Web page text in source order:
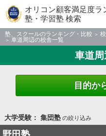
オリコン顧客満足度ラ
塾・学習塾 検索
塾、スクールのランキング・比較
車道周辺の校舎一覧
車道
目的か
大学受験： 集団塾の絞り込み